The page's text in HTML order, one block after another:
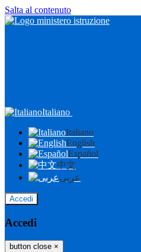
Salta al contenuto
Italiano
Italiano
English
Español
中文
عربى
Accedi
Accedi
button close ×